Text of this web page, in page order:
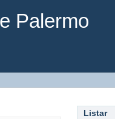
Palermo
Listar